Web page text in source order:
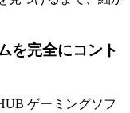
を完全にコント
ゲーミングソフ